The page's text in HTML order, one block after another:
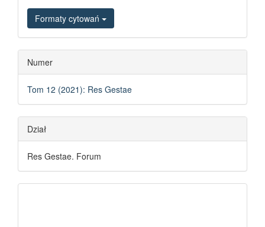
Formaty cytowań
Numer
Tom 12 (2021): Res Gestae
Dział
Res Gestae. Forum